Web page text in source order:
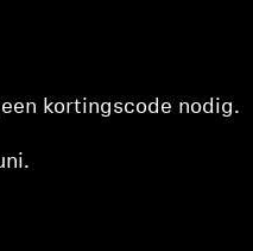
kortingscode nodig.